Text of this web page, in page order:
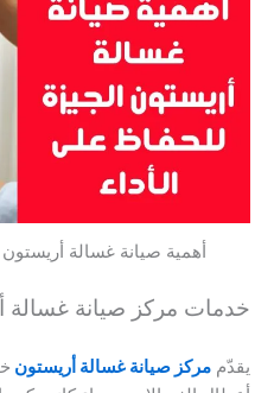
أهمية صيانة غسالة
خدمات مركز صيانة غسالة
يقدّم مركز صيانة غسالة أريستون